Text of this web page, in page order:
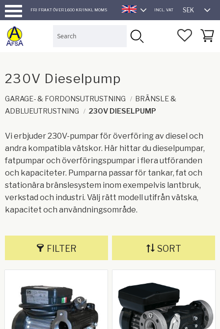
Menu
FRI FRAKT ÖVER 1.600 KR/INKL MOMS
ENGLISH
INCL. VAT SEK
230V Dieselpump
GARAGE- & FORDONSUTRUSTNING
BRÄNSLE &
ADBLUEUTRUSTNING
230V DIESELPUMP
Vi erbjuder 230V-pumpar för överföring av diesel och
andra kompatibla vätskor. Här hittar du dieselpumpar,
fatpumpar och överföringspumpar i flera utföranden
och kapaciteter. Pumparna passar för tankar, fat och
stationära bränslesystem inom exempelvis lantbruk,
verkstad och industri. Välj rätt modell utifrån vätska,
kapacitet och användningsområde.
FILTER SORT